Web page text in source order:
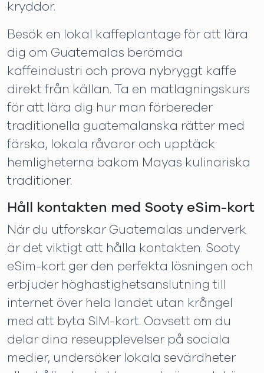
kryddor.
Besök en lokal kaffeplantage för att lära
dig om Guatemalas berömda
kaffeindustri och prova nybryggt kaffe
direkt från källan. Ta en matlagningskurs
för att lära dig hur man förbereder
traditionella guatemalanska rätter med
färska, lokala råvaror och upptäck
hemligheterna bakom Mayas kulinariska
traditioner.
Håll kontakten med Sooty eSim-kort
När du utforskar Guatemalas underverk
är det viktigt att hålla kontakten. Sooty
eSim-kort ger den perfekta lösningen och
erbjuder höghastighetsanslutning till
internet över hela landet utan krångel
med att byta SIM-kort. Oavsett om du
delar dina reseupplevelser på sociala
medier, undersöker lokala sevärdheter